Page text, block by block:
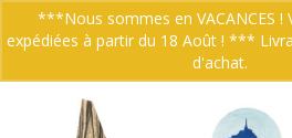
Votre panier 0.00€
***Nous sommes en VACANCES !
expédiées à partir du 18 Août ! ***
d'achat.